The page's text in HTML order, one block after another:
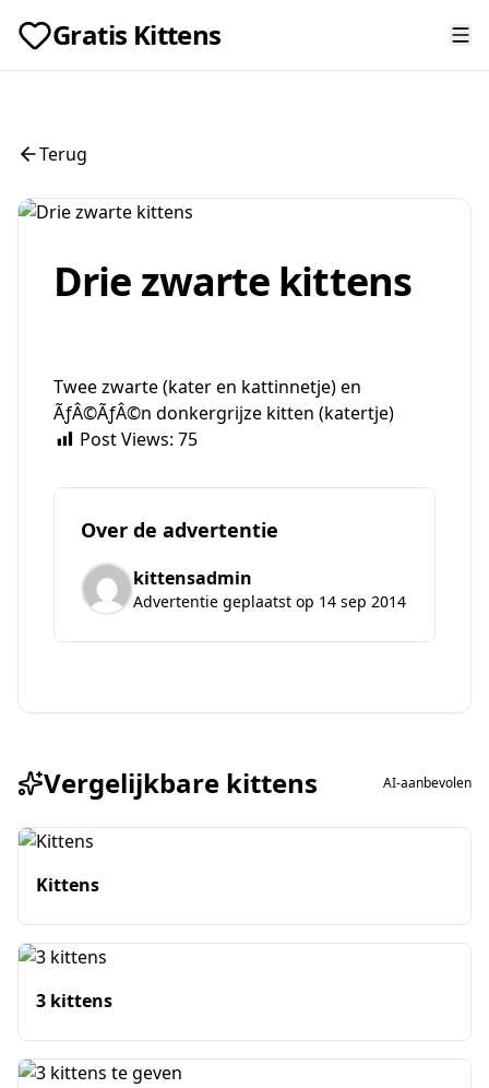
Gratis Kittens
Terug
Drie zwarte kittens
Twee zwarte (kater en kattinnetje) en
ÃƒÂ©ÃƒÂ©n donkergrijze kitten (katertje)
Post Views: 75
Over de advertentie
kittensadmin
Advertentie geplaatst op 14 sep 2014
Vergelijkbare kittens AI-aanbevolen
Kittens
3 kittens